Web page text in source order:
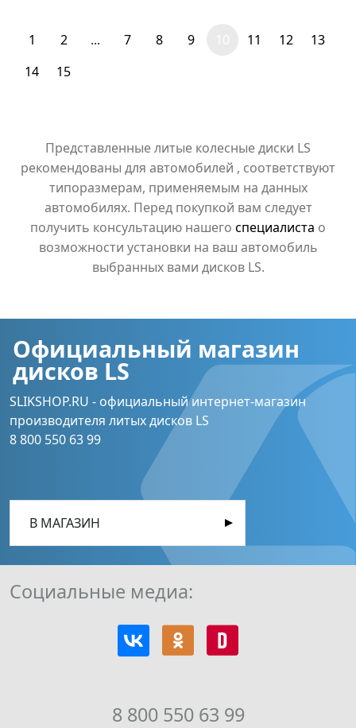
1 2 ... 7 8 9 11 12
13
14
15
Представленные литые колесные диски LS
рекомендованы для автомобилей , соответствуют
типоразмерам, применяемым на данных
автомобилях. Перед покупкой вам следует
получить консультацию нашего специалиста о
возможности установки на ваш автомобиль
выбранных вами дисков LS.
Официальный магазин
дисков LS
SLIKSHOP.RU - официальный интернет-магазин
производителя литых дисков LS
8 800 550 63 99
В МАГАЗИН
8 800 550 63 99
Социальные медиа: